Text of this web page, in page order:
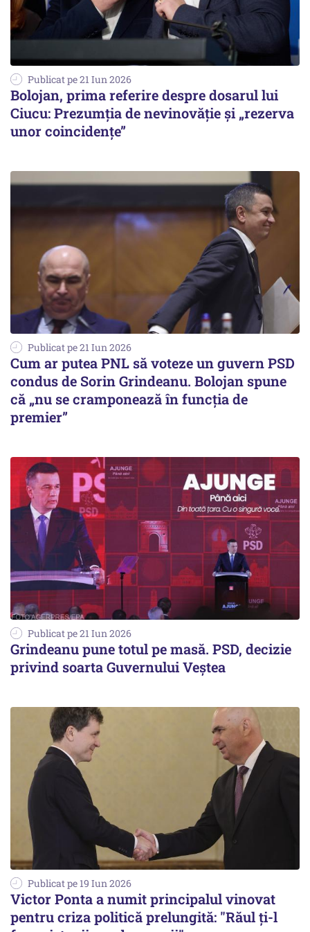
Publicat pe 21 Iun 2026
Bolojan, prima referire despre dosarul lui
Ciucu: Prezumția de nevinovăție și „rezerva
unor coincidențe”
Publicat pe 21 Iun 2026
Cum ar putea PNL să voteze un guvern PSD
condus de Sorin Grindeanu. Bolojan spune
că „nu se cramponează în funcția de
premier”
Publicat pe 21 Iun 2026
Grindeanu pune totul pe masă. PSD, decizie
privind soarta Guvernului Veștea
Publicat pe 19 Iun 2026
Victor Ponta a numit principalul vinovat
pentru criza politică prelungită: "Răul ți-l